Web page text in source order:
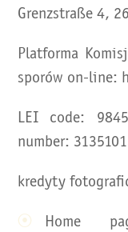
Grenzstraße 4,
Platforma
sporów on-line:
LEI code:
number:
kredyty
Home